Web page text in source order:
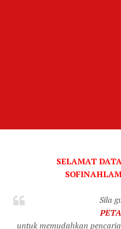
SELAMAT
Sila
untuk memudahkan